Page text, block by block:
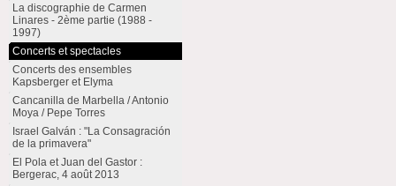
La discographie de Carmen
Linares - 2ème partie (1988 -
1997)
Concerts et spectacles
Concerts des ensembles
Kapsberger et Elyma
Cancanilla de Marbella / Antonio
Moya / Pepe Torres
Israel Galván : "La Consagración
de la primavera"
El Pola et Juan del Gastor :
Bergerac, 4 août 2013